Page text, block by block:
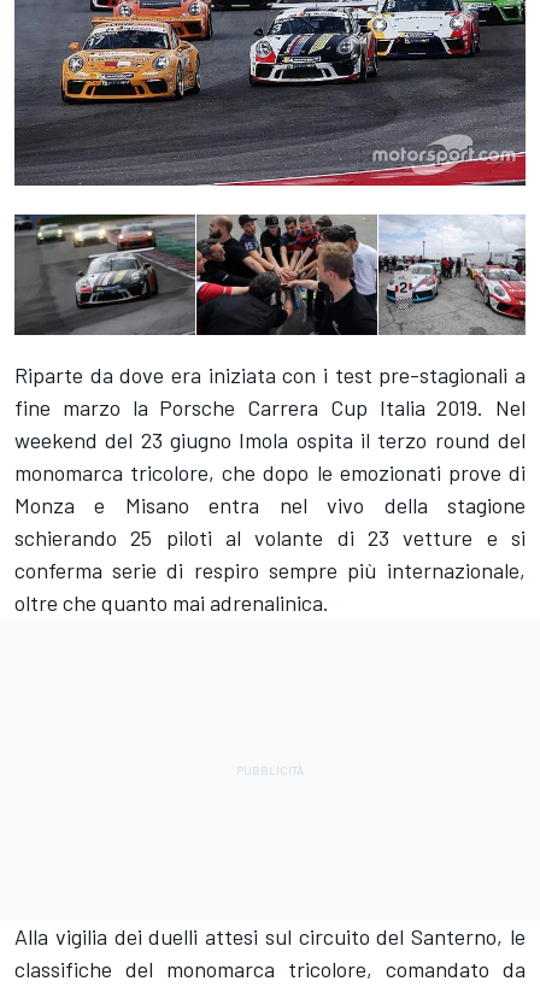
Riparte da dove era iniziata con i test pre-stagionali a
fine marzo la Porsche Carrera Cup Italia 2019. Nel
weekend del 23 giugno Imola ospita il terzo round del
monomarca tricolore, che dopo le emozionati prove di
Monza e Misano entra nel vivo della stagione
schierando 25 piloti al volante di 23 vetture e si
conferma serie di respiro sempre più internazionale,
oltre che quanto mai adrenalinica.
Alla vigilia dei duelli attesi sul circuito del Santerno, le
classifiche del monomarca tricolore, comandato da